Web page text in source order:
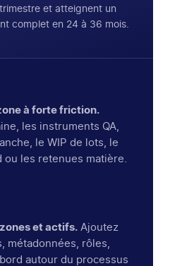
et atteignent un
complet en 24 à 36 mois.
à forte friction.
les instruments QA,
le WIP de lots, le
les retenues matière.
et actifs. Ajoutez
métadonnées, rôles,
autour du processus